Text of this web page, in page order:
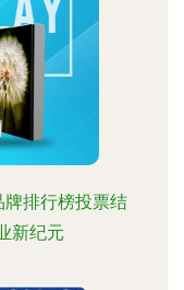
牌排行榜投票结
新纪元